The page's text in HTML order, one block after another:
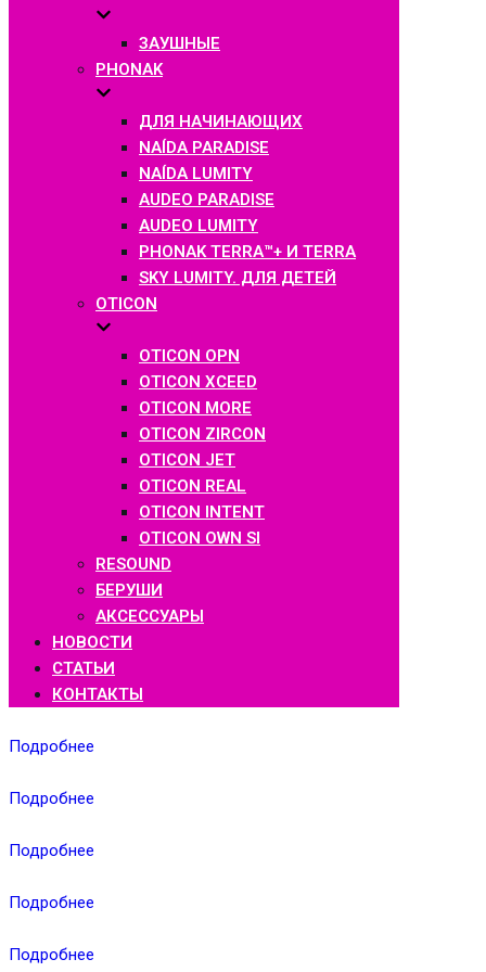
ЗАУШНЫЕ
PHONAK
ДЛЯ НАЧИНАЮЩИХ
NAÍDA PARADISE
NAÍDA LUMITY
AUDEO PARADISE
AUDEO LUMITY
PHONAK TERRA™+ И TERRA
SKY LUMITY. ДЛЯ ДЕТЕЙ
OTICON
OTICON OPN
OTICON XCEED
OTICON MORE
OTICON ZIRCON
OTICON JET
OTICON REAL
OTICON INTENT
OTICON OWN SI
RESOUND
БЕРУШИ
АКСЕССУАРЫ
НОВОСТИ
СТАТЬИ
КОНТАКТЫ
Подробнее
Подробнее
Подробнее
Подробнее
Подробнее